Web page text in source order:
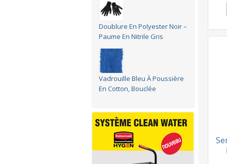
Doublure En Polyester Noir –
Paume En Nitrile Gris
Vadrouille Bleu À Poussière
En Cotton, Bouclée